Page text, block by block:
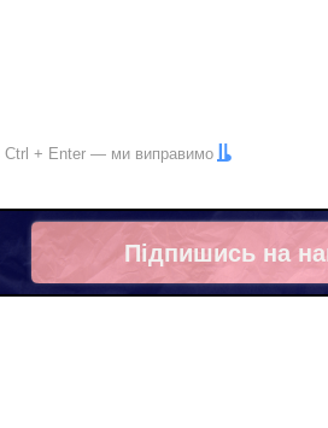
Ctrl + Enter — ми виправимо
Підпишись на
Facebook